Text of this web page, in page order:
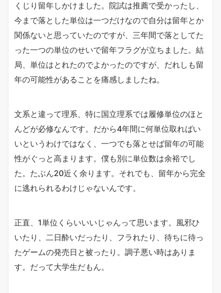
くじり留年しかけました。院試は推薦で受かったし、
今まで落とした単位は一つだけなので自分は留年とか
関係ないと思っていたのですが、三年間で落としてた
った一つの単位のせいで留年フラグが立ちました。結
局、単位はとれたのでよかったのですが、だれしも留
年の可能性があることを痛感しましたね。
文系と違って理系、特に国立理系では履修単位のほと
んどが必修なんです。だから4年間に何単位取ればい
いというわけではなく、一つでも落とせば留年の可能
性がぐっと高まります。僕も別に単位数は余裕でし
た。たぶん20近く余ります。それでも、留年から完全
に逃れられるわけじゃないんです。
正直、1単位くらいいいじゃんって思います。風邪ひ
いたり、二日酔いだったり、フラれたり、待ちに待っ
たゲームの発売日と被ったり。調子悪い時はありま
す。だって大学生だもん。